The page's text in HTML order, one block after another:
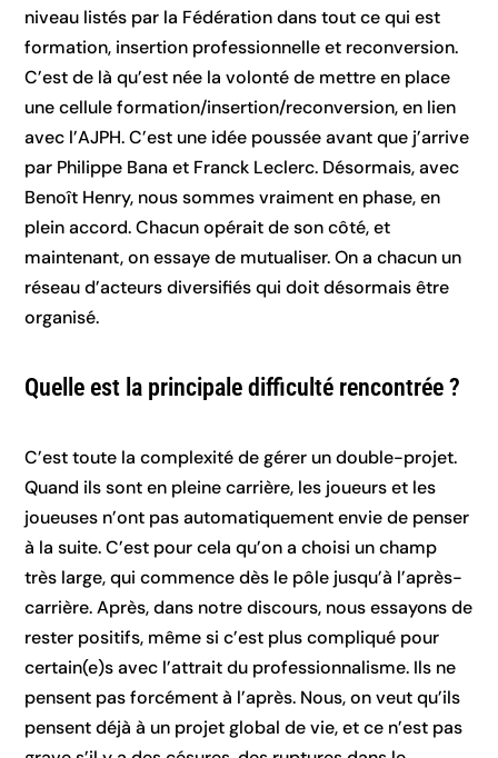
niveau listés par la Fédération dans tout ce qui est
formation, insertion professionnelle et reconversion.
C’est de là qu’est née la volonté de mettre en place
une cellule formation/insertion/reconversion, en lien
avec l’AJPH. C’est une idée poussée avant que j’arrive
par Philippe Bana et Franck Leclerc. Désormais, avec
Benoît Henry, nous sommes vraiment en phase, en
plein accord. Chacun opérait de son côté, et
maintenant, on essaye de mutualiser. On a chacun un
réseau d’acteurs diversifiés qui doit désormais être
organisé.
Quelle est la principale difficulté rencontrée ?
C’est toute la complexité de gérer un double-projet.
Quand ils sont en pleine carrière, les joueurs et les
joueuses n’ont pas automatiquement envie de penser
à la suite. C’est pour cela qu’on a choisi un champ
très large, qui commence dès le pôle jusqu’à l’après-
carrière. Après, dans notre discours, nous essayons de
rester positifs, même si c’est plus compliqué pour
certain(e)s avec l’attrait du professionnalisme. Ils ne
pensent pas forcément à l’après. Nous, on veut qu’ils
pensent déjà à un projet global de vie, et ce n’est pas